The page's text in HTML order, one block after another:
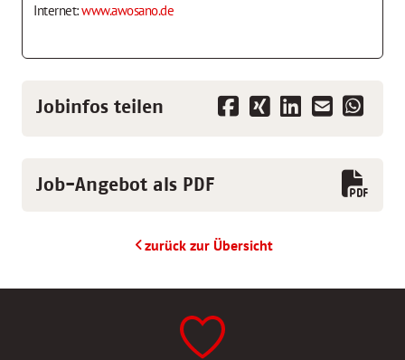
Internet:www.awosano.de
Jobinfos teilen
Job-Angebot als PDF
zurück zur Übersicht